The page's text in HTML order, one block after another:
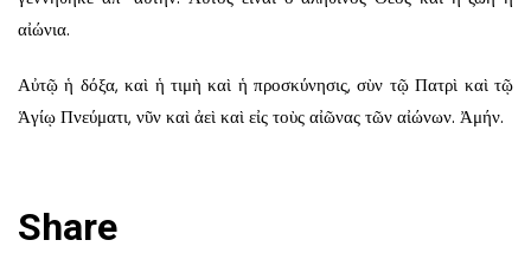
αἰώνια.
Αὐτῷ ἡ δόξα, καὶ ἡ τιμὴ καὶ ἡ προσκύνησις, σὺν τῷ Πατρὶ καὶ τῷ
Ἁγίῳ Πνεύματι, νῦν καὶ ἀεὶ καὶ εἰς τοὺς αἰῶνας τῶν αἰώνων. Ἀμήν.
Share